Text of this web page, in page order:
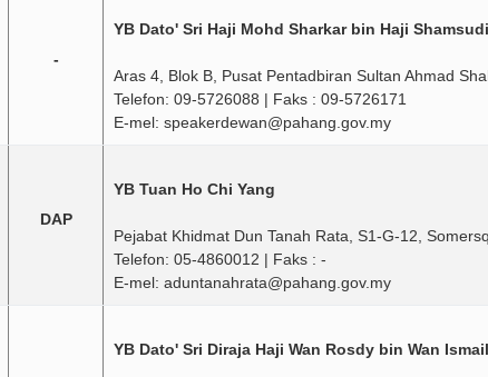
-
YB Dato' Sri Haji Mohd Sharkar bin Haji
Aras 4, Blok B, Pusat Pentadbiran Sultan Ahmad
Telefon: 09-5726088 | Faks : 09-5726171
E-mel: speakerdewan@pahang.gov.my
DAP
YB Tuan Ho Chi Yang
Pejabat Khidmat Dun Tanah Rata, S1-G-12,
Telefon: 05-4860012 | Faks : -
E-mel: aduntanahrata@pahang.gov.my
YB Dato' Sri Diraja Haji Wan Rosdy bin Wan Ismail,